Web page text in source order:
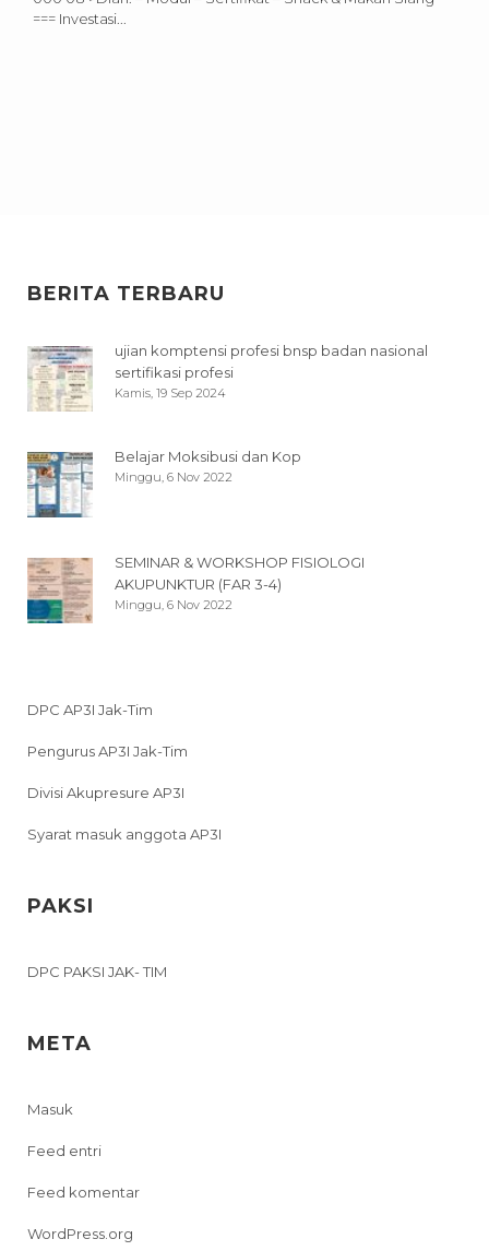
=== Investasi...
BERITA TERBARU
ujian komptensi profesi bnsp badan nasional
sertifikasi profesi
Kamis, 19 Sep 2024
Belajar Moksibusi dan Kop
Minggu, 6 Nov 2022
SEMINAR & WORKSHOP FISIOLOGI
AKUPUNKTUR (FAR 3-4)
Minggu, 6 Nov 2022
DPC AP3I Jak-Tim
Pengurus AP3I Jak-Tim
Divisi Akupresure AP3I
Syarat masuk anggota AP3I
PAKSI
DPC PAKSI JAK- TIM
META
Masuk
Feed entri
Feed komentar
WordPress.org